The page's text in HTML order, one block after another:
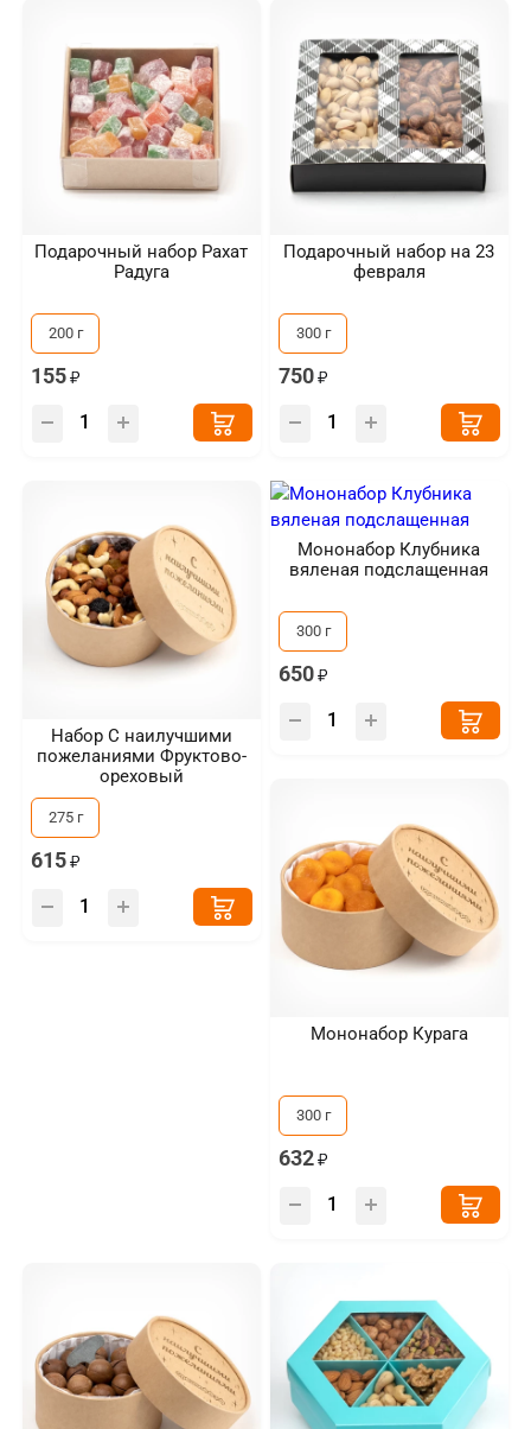
Подарочный набор Рахат
Радуга
200 г
155
Подарочный набор на 23
февраля
300 г
750
Набор С наилучшими
пожеланиями Фруктово-
ореховый
275 г
615
Мононабор Клубника
вяленая подслащенная
300 г
650
Мононабор Курага
300 г
632